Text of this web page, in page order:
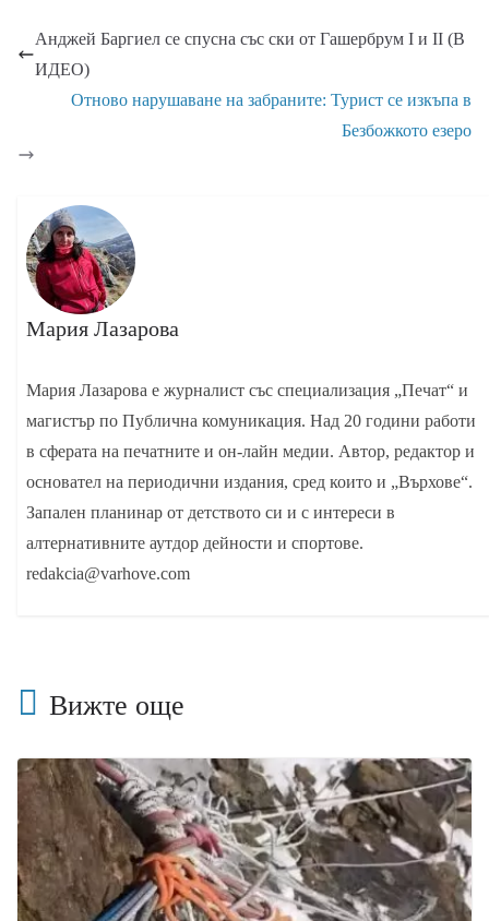
Анджей Баргиел се спусна със ски от Гашербрум I и II (В
ИДЕО)
Отново нарушаване на забраните: Турист се изкъпа в
Безбожкото езеро
Мария Лазарова
Мария Лазарова е журналист със специализация „Печат“ и
магистър по Публична комуникация. Над 20 години работи
в сферата на печатните и он-лайн медии. Автор, редактор и
основател на периодични издания, сред които и „Върхове“.
Запален планинар от детството си и с интереси в
алтернативните аутдор дейности и спортове.
redakcia@varhove.com
Вижте още